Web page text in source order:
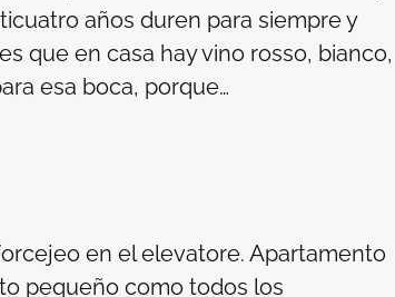
años duren para siempre y
que en casa hay vino rosso, bianco,
esa boca, porque…
en elelevatore. Apartamento
pequeño como todos los